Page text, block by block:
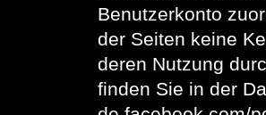
Benutzerkonto
der Seiten keine
deren Nutzung
finden Sie in der